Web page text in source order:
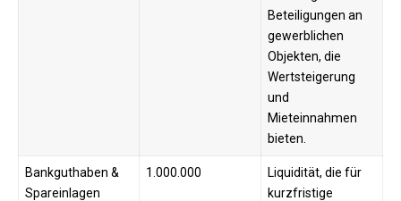
Beteiligungen an
gewerblichen
Objekten, die
Wertsteigerung
und
Mieteinnahmen
bieten.
Bankguthaben &
Spareinlagen
1.000.000
Liquidität, die für
kurzfristige